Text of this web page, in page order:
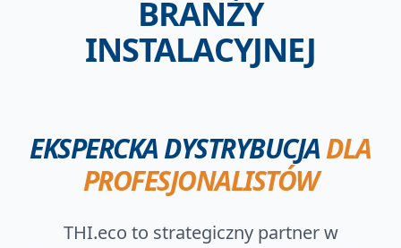
BRANŻY
INSTALACYJNEJ
EKSPERCKA DYSTRYBUCJADLA
PROFESJONALISTÓW
THI.eco to strategiczny partner w